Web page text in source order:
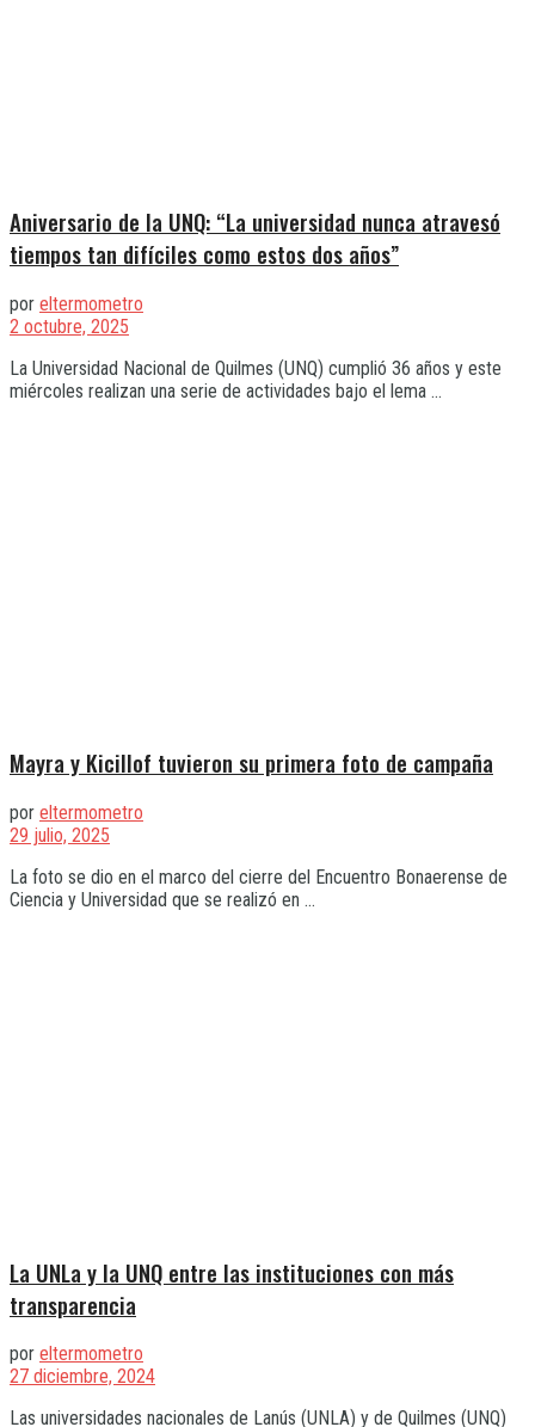
Aniversario de la UNQ: “La universidad nunca atravesó
tiempos tan difíciles como estos dos años”
por eltermometro
2 octubre, 2025
La Universidad Nacional de Quilmes (UNQ) cumplió 36 años y este
miércoles realizan una serie de actividades bajo el lema ...
Mayra y Kicillof tuvieron su primera foto de campaña
por eltermometro
29 julio, 2025
La foto se dio en el marco del cierre del Encuentro Bonaerense de
Ciencia y Universidad que se realizó en ...
La UNLa y la UNQ entre las instituciones con más
transparencia
por eltermometro
27 diciembre, 2024
Las universidades nacionales de Lanús (UNLA) y de Quilmes (UNQ)